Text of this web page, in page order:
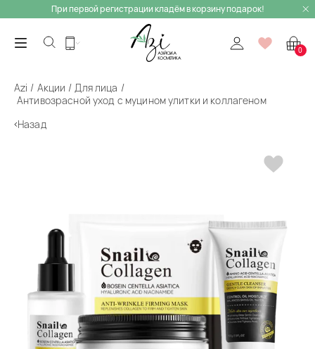
При первой регистрации кладём в корзину подарок!
0
Azi Акции
Для лица
Антивозрасной уход с муцином улитки и коллагеном
Назад